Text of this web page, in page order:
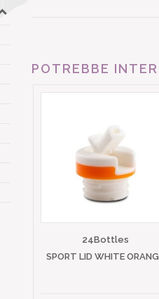
POTREBBE
24Bottles
SPORT LID WHITE